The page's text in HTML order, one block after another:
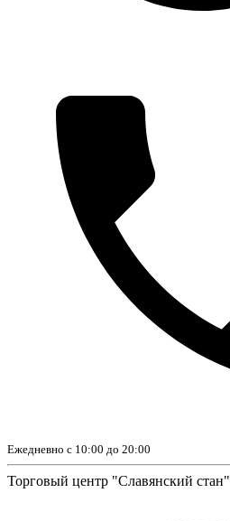
Ежедневно с 10:00 до 20:00
Торговый центр "Славянский стан"